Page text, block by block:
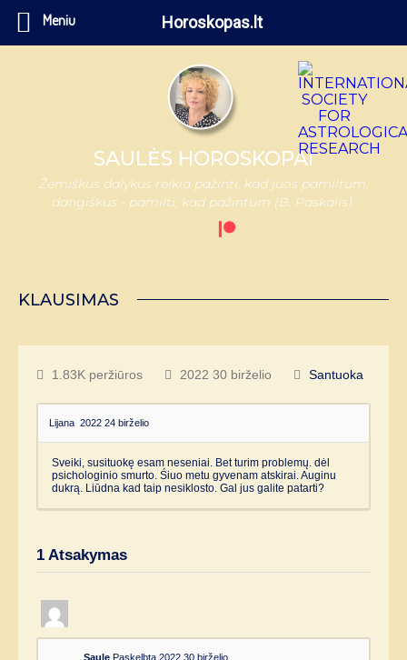
SAULĖS HOROSKOPAI
Žemiškus dalykus reikia pažinti, kad juos pamiltum,
dangiškus - pamilti, kad pažintum (B. Paskalis).
KLAUSIMAS
1.83K peržiūros 2022 30 birželio Santuoka
Lijana 2022 24 birželio
Sveiki, susituokę esam neseniai. Bet turim problemų. dėl
psichologinio smurto. Śiuo metu gyvenam atskirai. Auginu
dukrą. Liūdna kad taip nesiklosto. Gal jus galite patarti?
1 Atsakymas
Saule Paskelbta 2022 30 birželio
Meniu Horoskopas.lt